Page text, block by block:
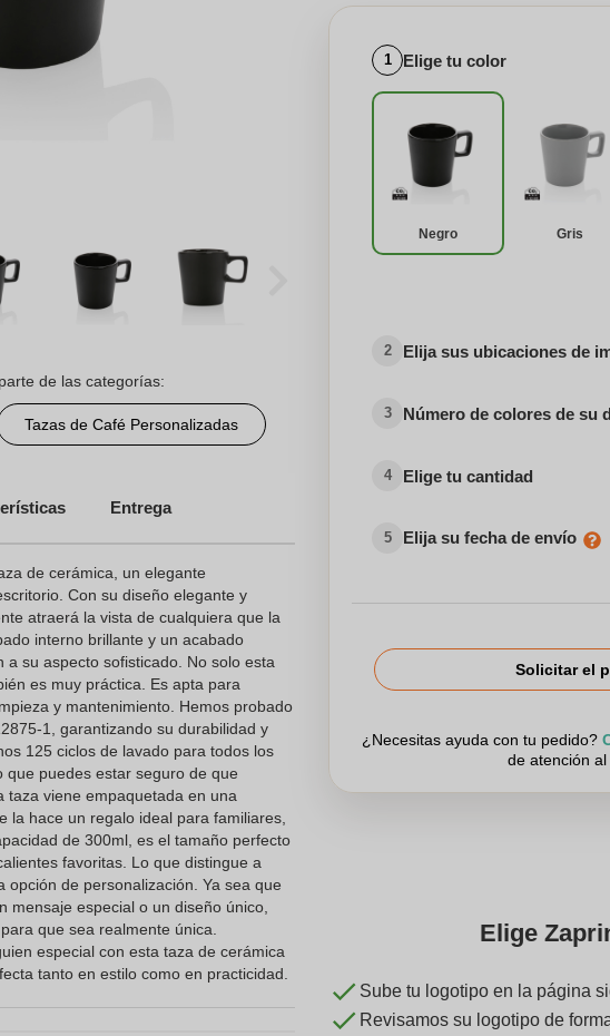
de las categorías:
Tazas de Café Personalizadas
Entrega
de cerámica, un elegante
Con su diseño elegante y
atraerá la vista de cualquiera que la
interno brillante y un acabado
su aspecto sofisticado. No solo esta
es muy práctica. Es apta para
y mantenimiento. Hemos probado
1, garantizando su durabilidad y
125 ciclos de lavado para todos los
que puedes estar seguro de que
taza viene empaquetada en una
la hace un regalo ideal para familiares,
de 300ml, es el tamaño perfecto
favoritas. Lo que distingue a
opción de personalización. Ya sea que
mensaje especial o un diseño único,
que sea realmente única.
especial con esta taza de cerámica
tanto en estilo como en practicidad.
1 Elige tu color
Negro Gris
2 Elija sus ubicaciones de
3 Número de colores de su
4 Elige tu cantidad
5 Elija su fecha de envío
Solicitar el
¿Necesitas ayuda con tu pedido?
de atención al
Elige
Sube tu logotipo en la página
Revisamos su logotipo de